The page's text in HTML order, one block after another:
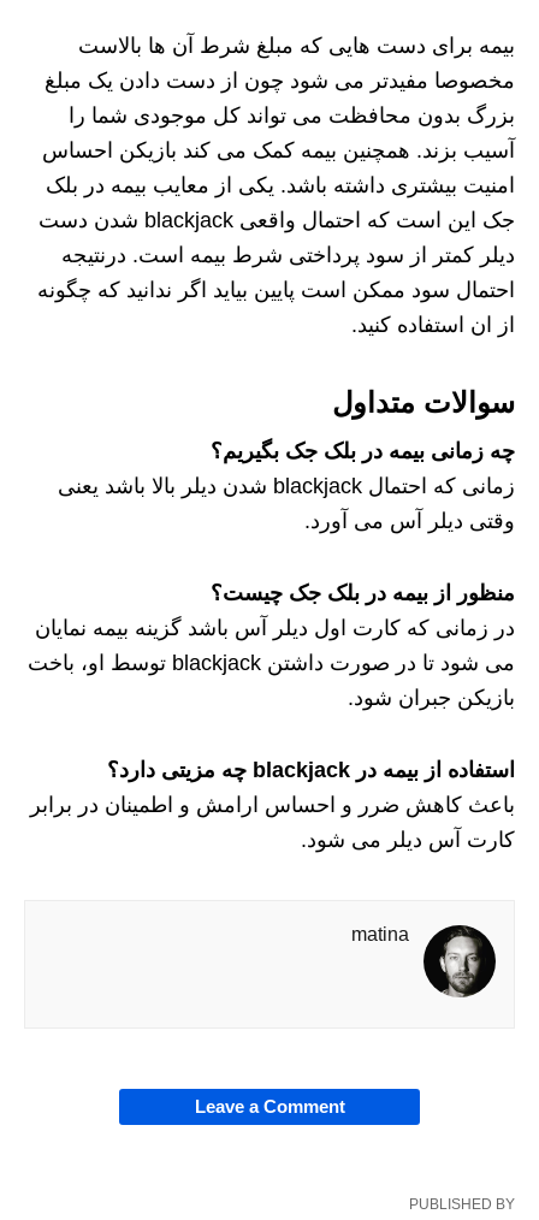
بیمه برای دست هایی که مبلغ شرط آن ها بالاست
مخصوصا مفیدتر می شود چون از دست دادن یک مبلغ
بزرگ بدون محافظت می تواند کل موجودی شما را
آسیب بزند. همچنین بیمه کمک می کند بازیکن احساس
امنیت بیشتری داشته باشد. یکی از معایب بیمه در بلک
جک این است که احتمال واقعی blackjack شدن دست
دیلر کمتر از سود پرداختی شرط بیمه است. درنتیجه
احتمال سود ممکن است پایین بیاید اگر ندانید که چگونه
از ان استفاده کنید.
سوالات متداول
چه زمانی بیمه در بلک جک بگیریم؟
زمانی که احتمال blackjack شدن دیلر بالا باشد یعنی
وقتی دیلر آس می آورد.
منظور از بیمه در بلک جک چیست؟
در زمانی که کارت اول دیلر آس باشد گزینه بیمه نمایان
می شود تا در صورت داشتن blackjack توسط او، باخت
بازیکن جبران شود.
استفاده از بیمه در blackjack چه مزیتی دارد؟
باعث کاهش ضرر و احساس ارامش و اطمینان در برابر
کارت آس دیلر می شود.
matina
Leave a Comment
PUBLISHED BY